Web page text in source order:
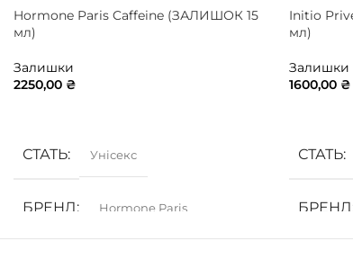
Hormone Paris Caffeine (ЗАЛИШОК 15
мл)
Залишки
2250,00 ₴
СТАТЬ Унісекс
БРЕНД Hormone Paris
Initio
мл)
Залишки
1600,00 ₴
СТАТЬ
БРЕНД